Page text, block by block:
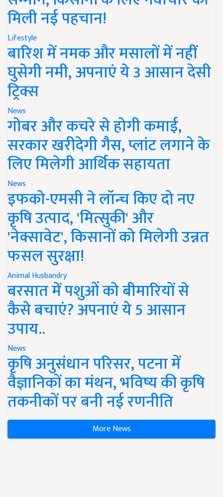
मिली नई पहचान!
Lifestyle
बारिश में नमक और मसालों में नहीं
घुसेगी नमी, अपनाएं ये 3 आसान देसी
ट्रिक्स
News
गोबर और कचरे से होगी कमाई,
सरकार खरीदेगी गैस, प्लांट लगाने के
लिए मिलेगी आर्थिक सहायता
News
इफको-एमसी ने लॉन्च किए दो नए
कृषि उत्पाद, 'मित्सुकी' और
'नेक्सावेट', किसानों को मिलेगी उन्नत
फसल सुरक्षा!
Animal Husbandry
बरसात में पशुओं को बीमारियों से
कैसे बचाएं? अपनाएं ये 5 आसान
उपाय..
News
कृषि अनुसंधान परिसर, पटना में
वैज्ञानिकों का मंथन, भविष्य की कृषि
तकनीकों पर बनी नई रणनीति
More News